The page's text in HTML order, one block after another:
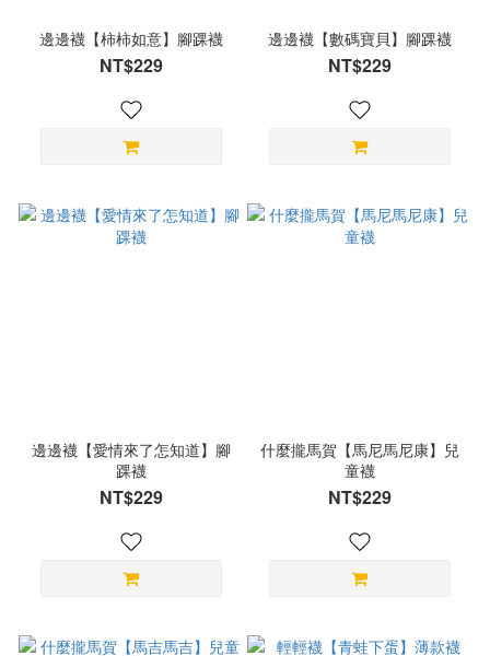
邊邊襪【柿柿如意】腳踝襪
NT$229
邊邊襪【數碼寶貝】腳踝襪
NT$229
邊邊襪【愛情來了怎知道】腳
踝襪
NT$229
什麼攏馬賀【馬尼馬尼康】兒
童襪
NT$229